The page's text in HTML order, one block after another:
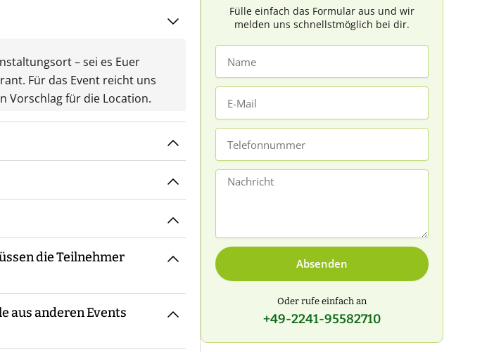
– sei es Euer
Für das Event reicht uns
Vorschlag für die Location.
die Begrüßung sowie ggf.
Ablauf, bevor es losgeht.
Fragen zur Verfügung. Am
eine amtliche
oder mehrere Guides mit
die Teilnehmer
Die Spiele sind so
empfiehlt sich, wetterfeste
aus anderen Events
Fülle einfach das Formular aus und wir
melden uns schnellstmöglich bei dir.
Mail
Nachricht
Absenden
Oder rufe einfach an
+49-2241-95582710